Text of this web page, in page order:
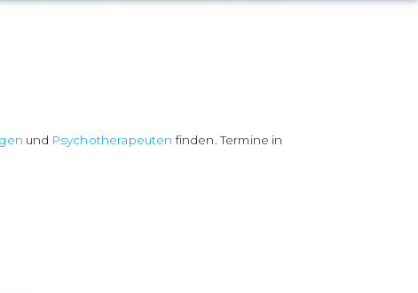
und Psychotherapeuten finden. Termine in